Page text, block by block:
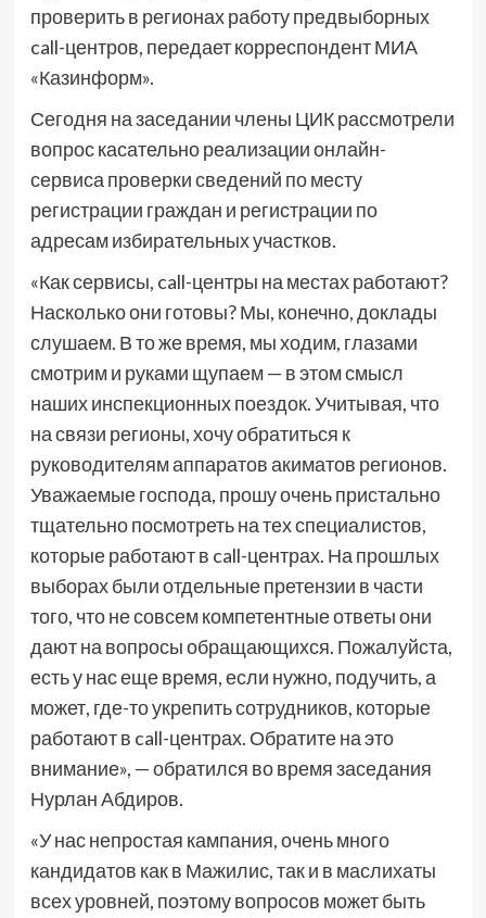
проверить в регионах работу предвыборных
call-центров, передает корреспондент МИА
«Казинформ».
Сегодня на заседании члены ЦИК рассмотрели
вопрос касательно реализации онлайн-
сервиса проверки сведений по месту
регистрации граждан и регистрации по
адресам избирательных участков.
«Как сервисы, call-центры на местах работают?
Насколько они готовы? Мы, конечно, доклады
слушаем. В то же время, мы ходим, глазами
смотрим и руками щупаем — в этом смысл
наших инспекционных поездок. Учитывая, что
на связи регионы, хочу обратиться к
руководителям аппаратов акиматов регионов.
Уважаемые господа, прошу очень пристально
тщательно посмотреть на тех специалистов,
которые работают в call-центрах. На прошлых
выборах были отдельные претензии в части
того, что не совсем компетентные ответы они
дают на вопросы обращающихся. Пожалуйста,
есть у нас еще время, если нужно, подучить, а
может, где-то укрепить сотрудников, которые
работают в call-центрах. Обратите на это
внимание», — обратился во время заседания
Нурлан Абдиров.
«У нас непростая кампания, очень много
кандидатов как в Мажилис, так и в маслихаты
всех уровней, поэтому вопросов может быть